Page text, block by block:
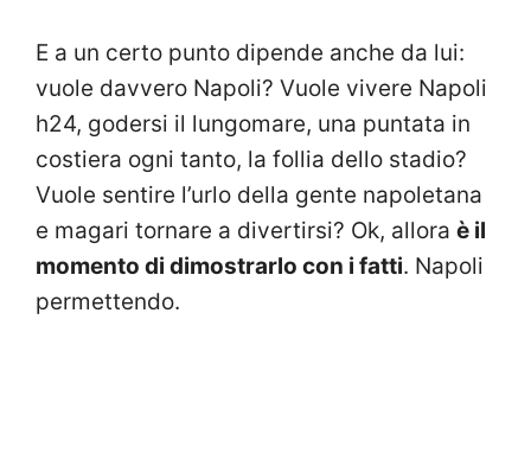
E a un certo punto dipende anche da lui:
vuole davvero Napoli? Vuole vivere Napoli
h24, godersi il lungomare, una puntata in
costiera ogni tanto, la follia dello stadio?
Vuole sentire l’urlo della gente napoletana
e magari tornare a divertirsi? Ok, allora è il
momento di dimostrarlo con i fatti. Napoli
permettendo.